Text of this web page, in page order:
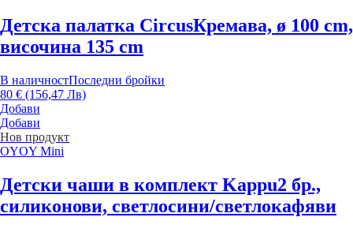
Детска палатка CircusКремава, ø 100 cm,
височина 135 cm
В наличностПоследни бройки
80 € (156,47 Лв)
Добави
Добави
Нов продукт
OYOY Mini
Детски чаши в комплект Kappu2 бр.,
силиконови, светлосини/светлокафяви